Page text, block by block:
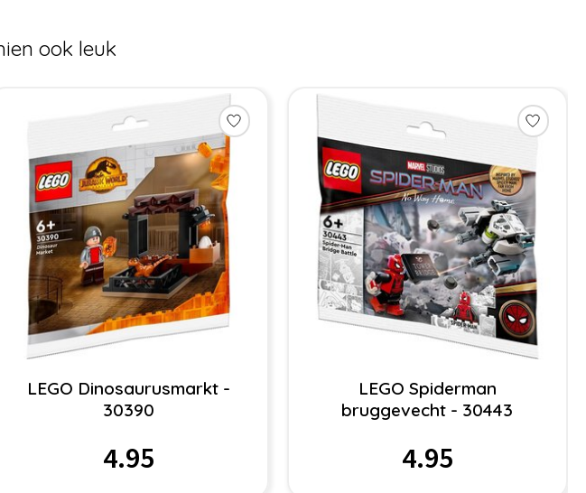
ook leuk
LEGO Dinosaurusmarkt -
30390
4.95
LEGO Spiderman
bruggevecht - 30443
4.95